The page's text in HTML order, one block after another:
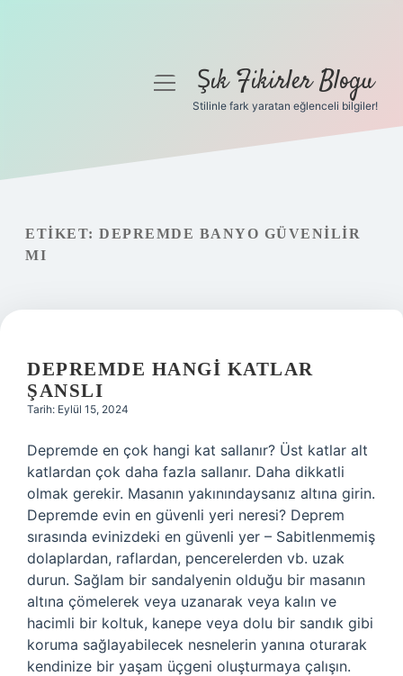
Gizlilik Politikası
Hakkımızda
menüyüŞık Fikirler Blogu
Stilinle fark yaratan eğlenceli bilgiler!
ETIKET: DEPREMDE BANYO GÜVENILIR
MI
DEPREMDE HANGI KATLAR
ŞANSLI
Tarih: Eylül 15, 2024
Depremde en çok hangi kat sallanır? Üst katlar alt
katlardan çok daha fazla sallanır. Daha dikkatli
olmak gerekir. Masanın yakınındaysanız altına girin.
Depremde evin en güvenli yeri neresi? Deprem
sırasında evinizdeki en güvenli yer – Sabitlenmemiş
dolaplardan, raflardan, pencerelerden vb. uzak
durun. Sağlam bir sandalyenin olduğu bir masanın
altına çömelerek veya uzanarak veya kalın ve
hacimli bir koltuk, kanepe veya dolu bir sandık gibi
koruma sağlayabilecek nesnelerin yanına oturarak
kendinize bir yaşam üçgeni oluşturmaya çalışın.